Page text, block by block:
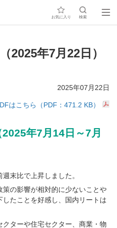
お気に入り 検索
2025年7月22日）
2025年07月22日
はこちら（PDF：471.2 KB）
年7月14日～7月
末比で上昇しました。
策の影響が相対的に少ないことや
たことを好感し、国内リートは
ターや住宅セクター、商業・物